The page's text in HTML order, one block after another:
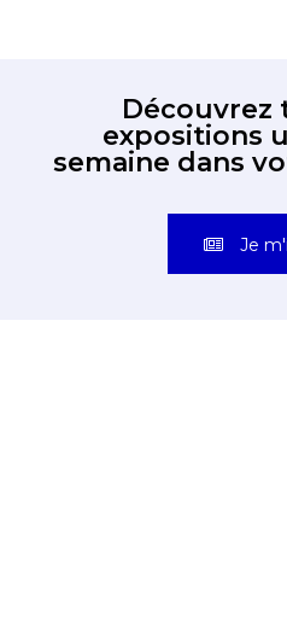
Découvrez
expositions
semaine dans
Je